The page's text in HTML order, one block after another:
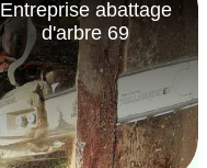
Entreprise abattage
d'arbre 69